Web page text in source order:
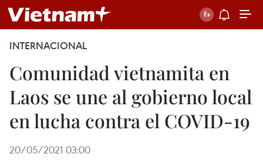
INTERNACIONAL
Comunidad vietnamita en
Laos se une al gobierno local
en lucha contra el COVID-19
20/05/2021 03:00